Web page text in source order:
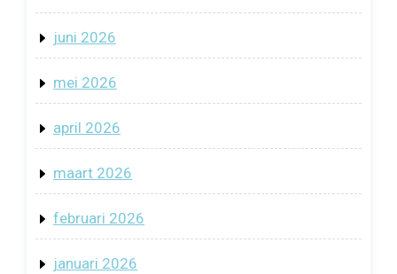
juni 2026
mei 2026
april 2026
maart 2026
februari 2026
januari 2026